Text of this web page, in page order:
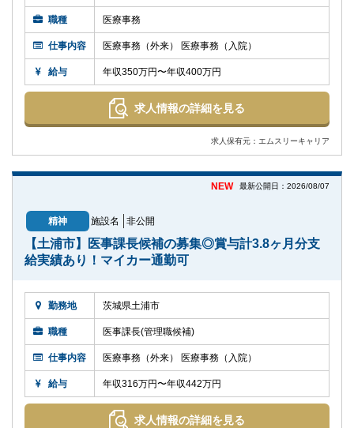
職種 医療事務
仕事内容 医療事務（外来） 医療事務（入院）
給与 年収350万円〜年収400万円
求人情報の詳細を見る
求人保有元：エムスリーキャリア
NEW 最新公開日：2026/08/07
精神 施設名 非公開
【土浦市】医事課長候補の募集◎賞与計3.8ヶ月分支
給実績あり！マイカー通勤可
勤務地 茨城県土浦市
職種 医事課長(管理職候補)
仕事内容 医療事務（外来） 医療事務（入院）
給与 年収316万円〜年収442万円
求人情報の詳細を見る